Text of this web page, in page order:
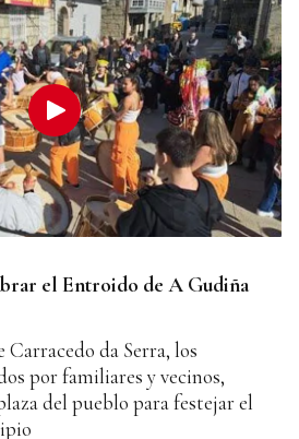
el Entroido de A Gudiña
da Serra, los
por familiares y vecinos,
del pueblo para festejar el